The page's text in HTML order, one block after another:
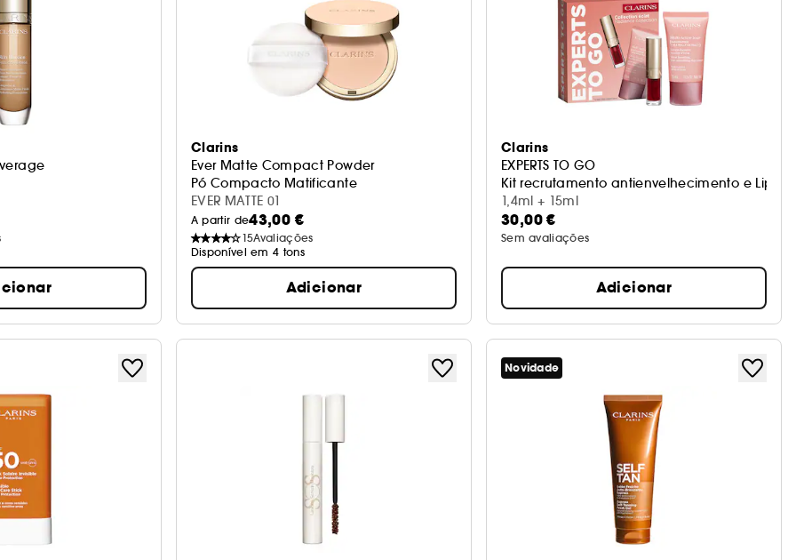
Clarins
Ever Matte Compact Powder
Pó Compacto Matificante
EVER MATTE 01
A partir de43,00 €
15Avaliações
Disponível em 4 tons
Adicionar
Clarins
EXPERTS TO GO
Kit recrutamento antienvelhecimento e Lip
1,4ml + 15ml
30,00 €
Sem avaliações
Adicionar
Novidade